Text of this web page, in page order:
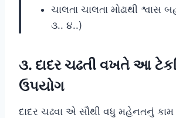
ચાલતા ચાલતા મોઢાથી શ્વાસ
૩.. ૪..)
૩. દાદર ચઢતી વખતે આ
ઉપયોગ
દાદર ચઢવા એ સૌથી વધુ મહેનતનું